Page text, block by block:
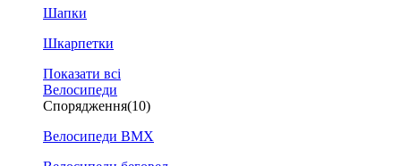
Шапки
Шкарпетки
Показати всі
Велосипеди
Спорядження(10)
Велосипеди BMX